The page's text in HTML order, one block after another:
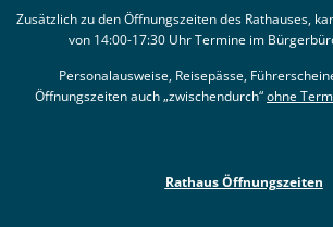
Zusätzlich zu den Öffnungszeiten des Rathauses,
von 14:00-17:30 Uhr Termine im
Personalausweise, Reisepässe,
Öffnungszeiten auch „zwischendurch“ohne
Rathaus Öffnungszeiten